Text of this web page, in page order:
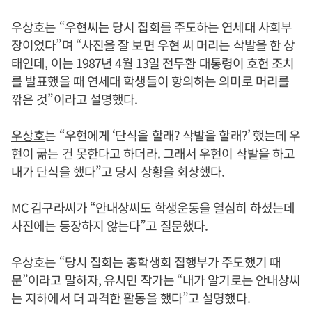
우상호는 “우현씨는 당시 집회를 주도하는 연세대 사회부
장이었다”며 “사진을 잘 보면 우현 씨 머리는 삭발을 한 상
태인데, 이는 1987년 4월 13일 전두환 대통령이 호헌 조치
를 발표했을 때 연세대 학생들이 항의하는 의미로 머리를
깎은 것”이라고 설명했다.
우상호는 “우현에게 ‘단식을 할래? 삭발을 할래?’ 했는데 우
현이 굶는 건 못한다고 하더라. 그래서 우현이 삭발을 하고
내가 단식을 했다”고 당시 상황을 회상했다.
MC 김구라씨가 “안내상씨도 학생운동을 열심히 하셨는데
사진에는 등장하지 않는다”고 질문했다.
우상호는 “당시 집회는 총학생회 집행부가 주도했기 때
문”이라고 말하자, 유시민 작가는 “내가 알기로는 안내상씨
는 지하에서 더 과격한 활동을 했다”고 설명했다.